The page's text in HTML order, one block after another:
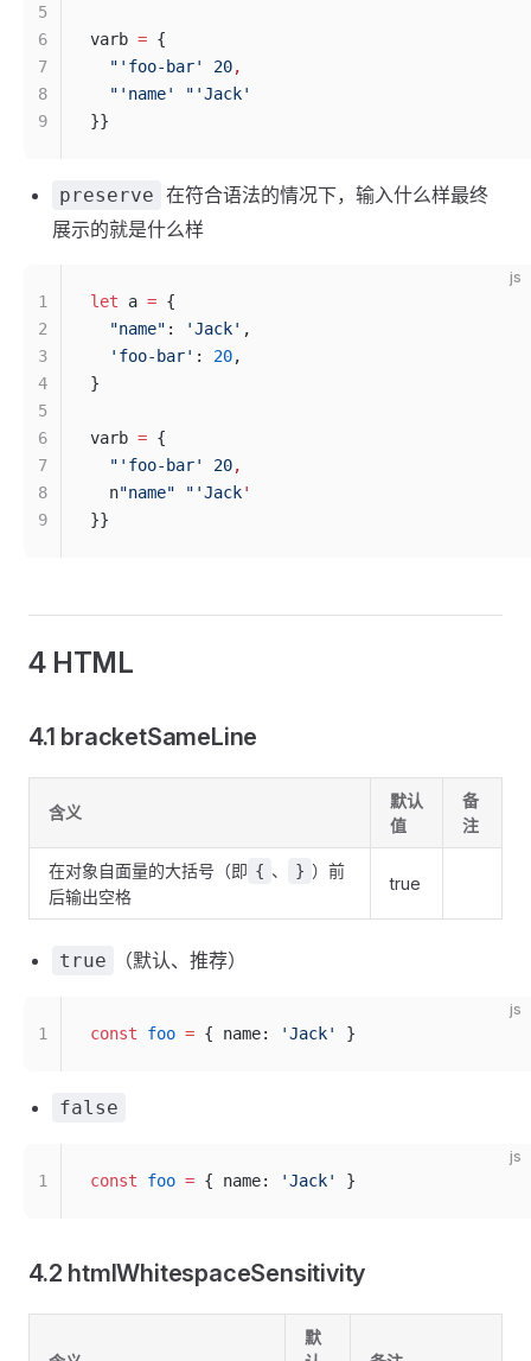
varb = {
  "'foo-bar' 20
,
  "'name' "'Jack'
}}
5
6
7
8
9
preserve 在符合语法的情况下，输入什么样最终
展示的就是什么样
js
let a = {
  "name"
: 'Jack' ,
  'foo-bar'
: 20,
}
varb = {
  "'foo-bar' 20
,
  n
"name" "'Jack'
}}
1
2
3
4
5
6
7
8
9
4 HTML
4.1 bracketSameLine
含义
默认
值
备
注
在对象自面量的大括号（即 { 、 } ）前
后输出空格
true
true （默认、推荐）
js
const foo = { name: 'Jack' }
1
false
js
const foo = { name: 'Jack' }
1
4.2 htmlWhitespaceSensitivity
默